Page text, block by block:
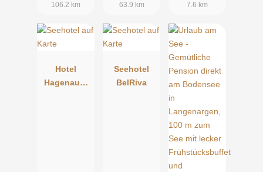
106.2 km
63.9 km
7.6 km
Hotel
Hagenauer
Seehotel
BelRiva